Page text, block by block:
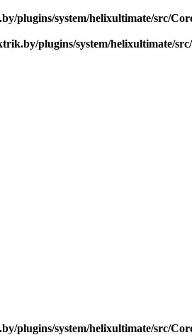
plugins/system/helixultimate/src/
plugins/system/helixultimate/
plugins/system/helixultimate/src/